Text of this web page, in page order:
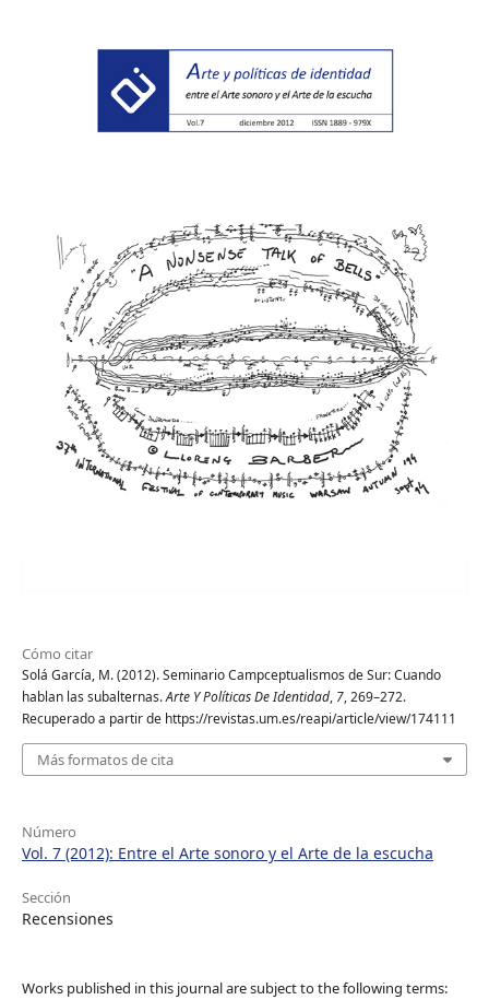
Cómo citar
Solá García, M. (2012). Seminario Campceptualismos de Sur: Cuando
hablan las subalternas.Arte Y Políticas De Identidad, 7, 269–272.
Recuperado a partir de https://revistas.um.es/reapi/article/view/174111
Más formatos de cita
Número
Vol. 7 (2012): Entre el Arte sonoro y el Arte de la escucha
Sección
Recensiones
Works published in this journal are subject to the following terms: